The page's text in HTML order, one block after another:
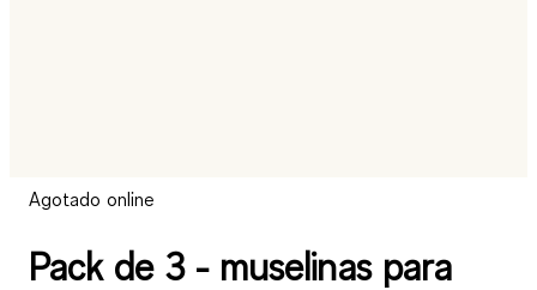
Agotado online
Pack de 3 - muselinas para